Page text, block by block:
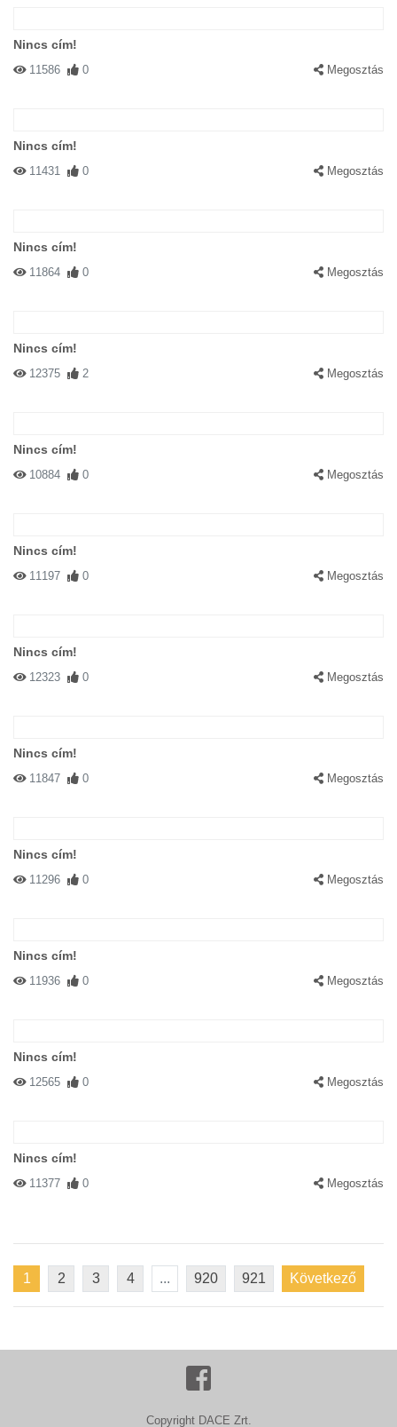
Nincs cím!
11586 0 Megosztás
Nincs cím!
11431 0 Megosztás
Nincs cím!
11864 0 Megosztás
Nincs cím!
12375 2 Megosztás
Nincs cím!
10884 0 Megosztás
Nincs cím!
11197 0 Megosztás
Nincs cím!
12323 0 Megosztás
Nincs cím!
11847 0 Megosztás
Nincs cím!
11296 0 Megosztás
Nincs cím!
11936 0 Megosztás
Nincs cím!
12565 0 Megosztás
Nincs cím!
11377 0 Megosztás
1 2 3 4 ... 920 921 Következő
Copyright DACE Zrt.